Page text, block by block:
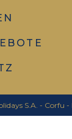
S.A. - Corfu -